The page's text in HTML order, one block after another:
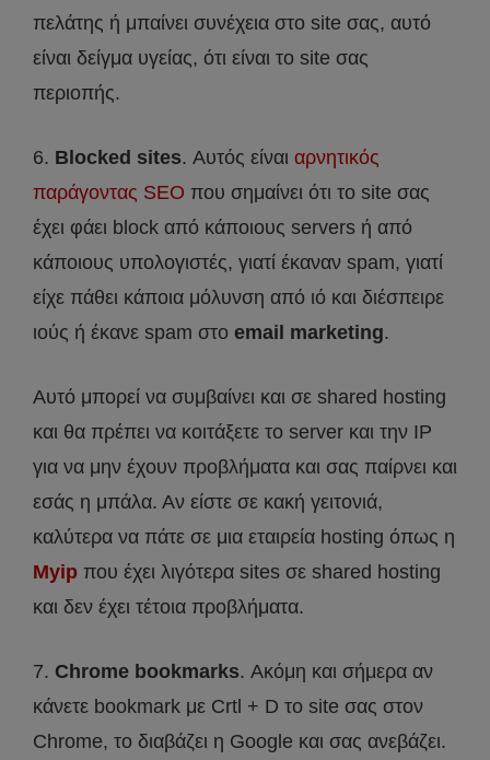
πελάτης ή μπαίνει συνέχεια στο site σας, αυτό
είναι δείγμα υγείας, ότι είναι το site σας
περιοπής.
6. Blocked sites. Αυτός είναι αρνητικός
παράγοντας SEO που σημαίνει ότι το site σας
έχει φάει block από κάποιους servers ή από
κάποιους υπολογιστές, γιατί έκαναν spam, γιατί
είχε πάθει κάποια μόλυνση από ιό και διέσπειρε
ιούς ή έκανε spam στο email marketing.
Αυτό μπορεί να συμβαίνει και σε shared hosting
και θα πρέπει να κοιτάξετε το server και την IP
για να μην έχουν προβλήματα και σας παίρνει και
εσάς η μπάλα. Αν είστε σε κακή γειτονιά,
καλύτερα να πάτε σε μια εταιρεία hosting όπως η
Myip που έχει λιγότερα sites σε shared hosting
και δεν έχει τέτοια προβλήματα.
7. Chrome bookmarks. Ακόμη και σήμερα αν
κάνετε bookmark με Crtl + D το site σας στον
Chrome, το διαβάζει η Google και σας ανεβάζει.